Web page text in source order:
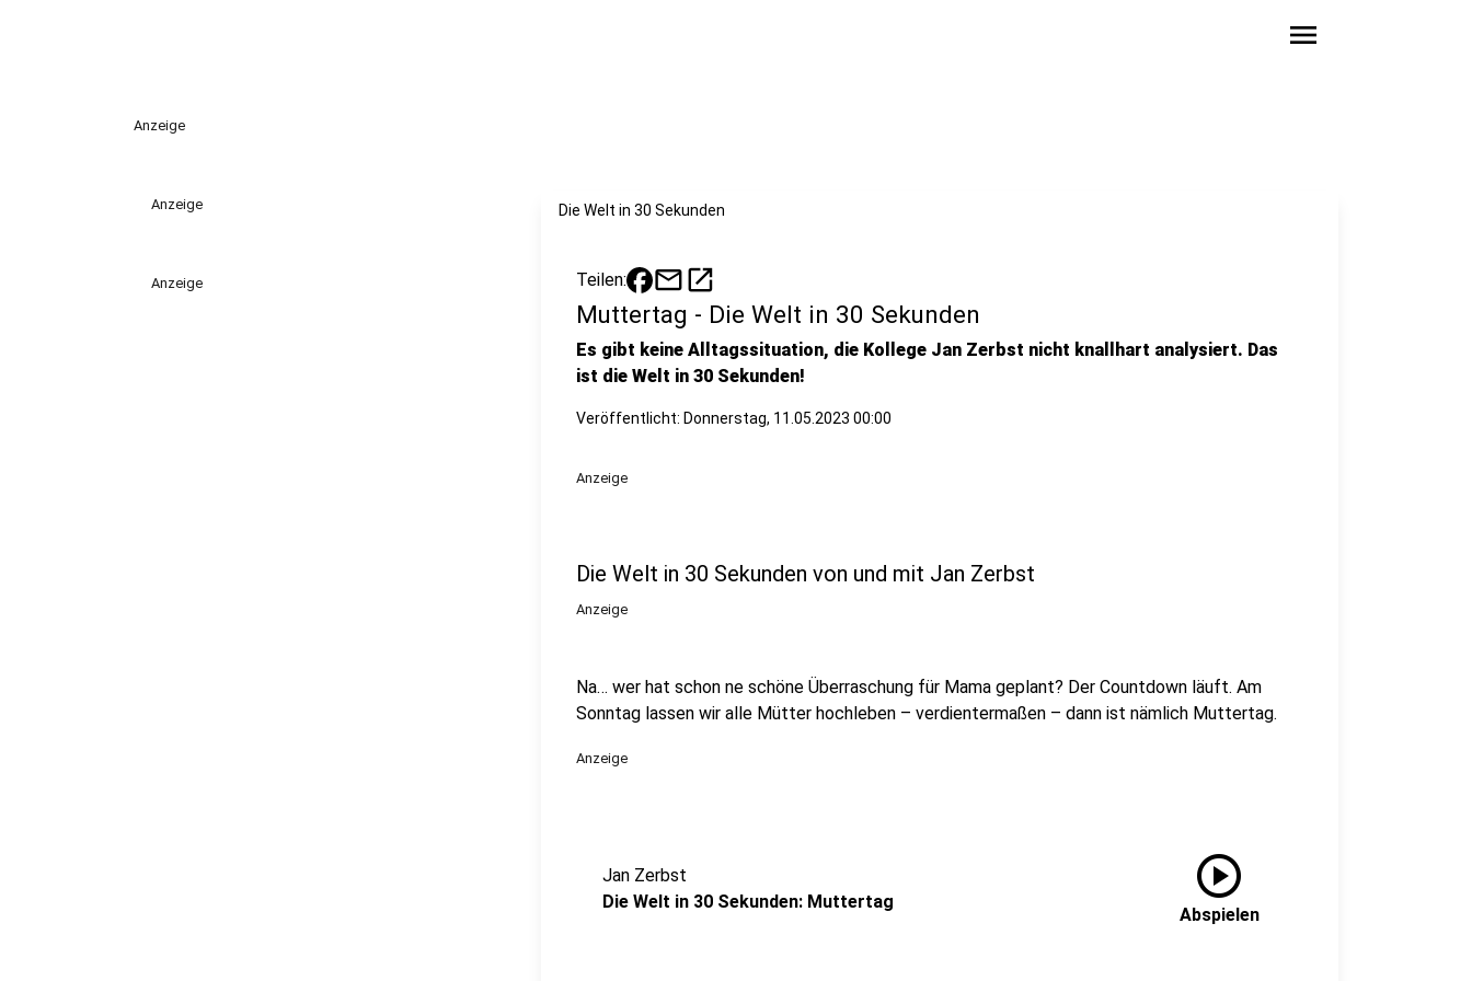
menu
Anzeige
Anzeige
Anzeige
Die Welt in 30 Sekunden
Teilen: mailopen_in_new
Muttertag - Die Welt in 30 Sekunden
Es gibt keine Alltagssituation, die Kollege Jan Zerbst nicht knallhart analysiert. Das
ist die Welt in 30 Sekunden!
Veröffentlicht: Donnerstag, 11.05.2023 00:00
Anzeige
Die Welt in 30 Sekunden von und mit Jan Zerbst
Anzeige
Na… wer hat schon ne schöne Überraschung für Mama geplant? Der Countdown läuft. Am
Sonntag lassen wir alle Mütter hochleben – verdientermaßen – dann ist nämlich Muttertag.
Anzeige
Jan Zerbst
Die Welt in 30 Sekunden: Muttertag
play_circle
Abspielen